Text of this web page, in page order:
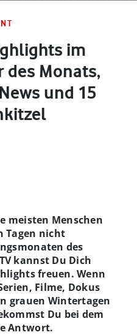
im
des Monats,
und 15
meisten Menschen
Tagen nicht
des
kannst Du Dich
freuen. Wenn
Filme, Dokus
grauen Wintertagen
Du bei dem
Antwort.